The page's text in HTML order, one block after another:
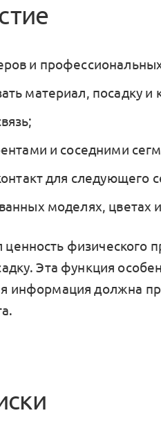
и
материал, посадку и
и соседними
для следующего
моделях, цветах
физического
Эта функция
информация должна